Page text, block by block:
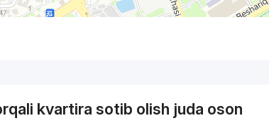
kvartira sotib olish juda oson